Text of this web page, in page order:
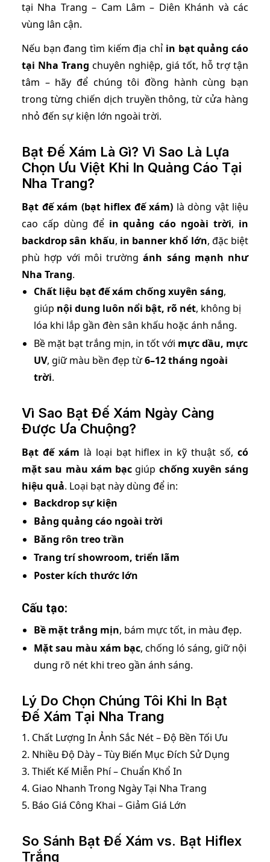
tại Nha Trang – Cam Lâm – Diên Khánh và các
vùng lân cận.
Nếu bạn đang tìm kiếm địa chỉ in bạt quảng cáo
tại Nha Trang chuyên nghiệp, giá tốt, hỗ trợ tận
tâm – hãy để chúng tôi đồng hành cùng bạn
trong từng chiến dịch truyền thông, từ cửa hàng
nhỏ đến sự kiện lớn ngoài trời.
Bạt Đế Xám Là Gì? Vì Sao Là Lựa
Chọn Ưu Việt Khi In Quảng Cáo Tại
Nha Trang?
Bạt đế xám (bạt hiflex đế xám) là dòng vật liệu
cao cấp dùng để in quảng cáo ngoài trời, in
backdrop sân khấu, in banner khổ lớn, đặc biệt
phù hợp với môi trườngánh sáng mạnh như
Nha Trang.
Chất liệu bạt đế xám chống xuyên sáng,
giúp nội dung luôn nổi bật, rõ nét, không bị
lóa khi lắp gần đèn sân khấu hoặc ánh nắng.
Bề mặt bạt trắng mịn, in tốt với mực dầu, mực
UV, giữ màu bền đẹp từ6–12 tháng ngoài
trời.
Vì Sao Bạt Đế Xám Ngày Càng
Được Ưa Chuộng?
Bạt đế xám là loại bạt hiflex in kỹ thuật số,có
mặt sau màu xám bạc giúp chống xuyên sáng
hiệu quả. Loại bạt này dùng để in:
Backdrop sự kiện
Bảng quảng cáo ngoài trời
Băng rôn treo trần
Trang trí showroom, triển lãm
Poster kích thước lớn
Cấu tạo:
Bề mặt trắng mịn, bám mực tốt, in màu đẹp.
Mặt sau màu xám bạc, chống ló sáng, giữ nội
dung rõ nét khi treo gần ánh sáng.
Lý Do Chọn Chúng Tôi Khi In Bạt
Đế Xám Tại Nha Trang
1. Chất Lượng In Ảnh Sắc Nét – Độ Bền Tối Ưu
2. Nhiều Độ Dày – Tùy Biến Mục Đích Sử Dụng
3. Thiết Kế Miễn Phí – Chuẩn Khổ In
4. Giao Nhanh Trong Ngày Tại Nha Trang
5. Báo Giá Công Khai – Giảm Giá Lớn
So Sánh Bạt Đế Xám vs. Bạt Hiflex
Trắng